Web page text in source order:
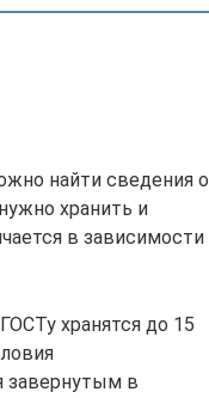
найти сведения о
хранить и
в зависимости
хранятся до 15
завернутым в